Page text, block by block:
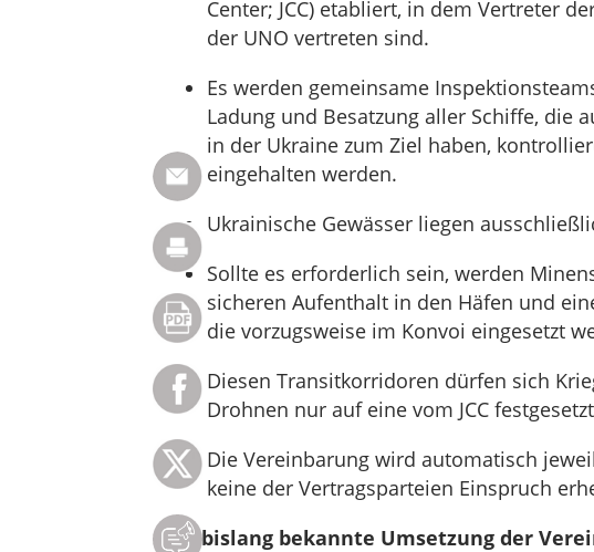
Center; JCC) etabliert, in dem Vertreter
der UNO vertreten sind.
Es werden gemeinsame
Ladung und Besatzung aller Schiffe, die
in der Ukraine zum Ziel haben,
eingehalten werden.
Ukrainische Gewässer liegen
Sollte es erforderlich sein, werden
sicheren Aufenthalt in den Häfen und
die vorzugsweise im Konvoi eingesetzt
Diesen Transitkorridoren dürfen sich
Drohnen nur auf eine vom JCC
Die Vereinbarung wird automatisch
keine der Vertragsparteien Einspruch
Die bislang bekannte Umsetzung der